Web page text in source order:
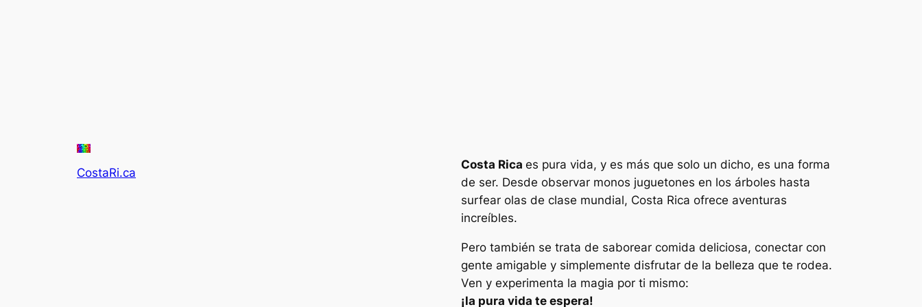
CostaRi.ca
Costa Rica es pura vida, y es más que solo un dicho, es una forma
de ser. Desde observar monos juguetones en los árboles hasta
surfear olas de clase mundial, Costa Rica ofrece aventuras
increíbles.
Pero también se trata de saborear comida deliciosa, conectar con
gente amigable y simplemente disfrutar de la belleza que te rodea.
Ven y experimenta la magia por ti mismo:
¡la pura vida te espera!